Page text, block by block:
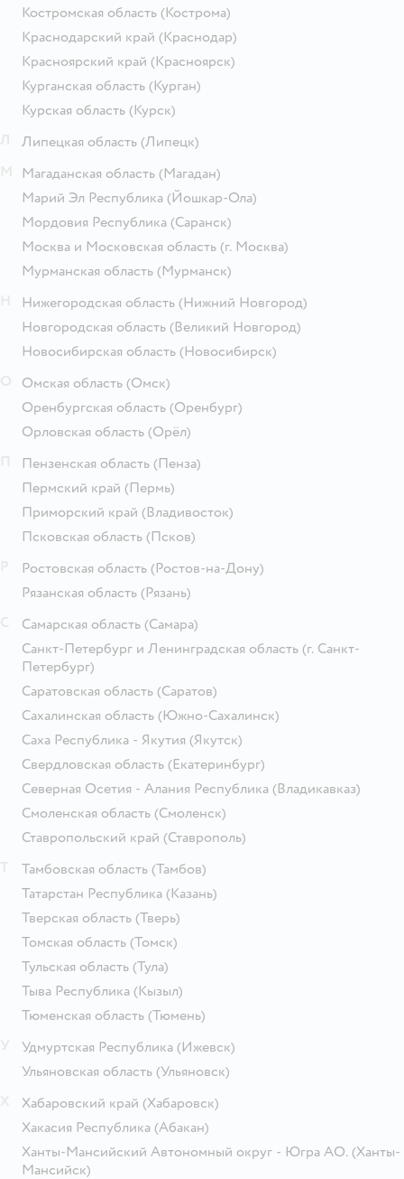
Костромская область (Кострома)
Краснодарский край (Краснодар)
Красноярский край (Красноярск)
Курганская область (Курган)
Курская область (Курск)
Липецкая область (Липецк)
Магаданская область (Магадан)
Марий Эл Республика (Йошкар-Ола)
Мордовия Республика (Саранск)
Москва и Московская область (г. Москва)
Мурманская область (Мурманск)
Нижегородская область (Нижний Новгород)
Новгородская область (Великий Новгород)
Новосибирская область (Новосибирск)
Омская область (Омск)
Оренбургская область (Оренбург)
Орловская область (Орёл)
Пензенская область (Пенза)
Пермский край (Пермь)
Приморский край (Владивосток)
Псковская область (Псков)
Ростовская область (Ростов-на-Дону)
Рязанская область (Рязань)
Самарская область (Самара)
Санкт-Петербург и Ленинградская область (г. Санкт-
Петербург)
Саратовская область (Саратов)
Сахалинская область (Южно-Сахалинск)
Саха Республика - Якутия (Якутск)
Свердловская область (Екатеринбург)
Северная Осетия - Алания Республика (Владикавказ)
Смоленская область (Смоленск)
Ставропольский край (Ставрополь)
Тамбовская область (Тамбов)
Татарстан Республика (Казань)
Тверская область (Тверь)
Томская область (Томск)
Тульская область (Тула)
Тыва Республика (Кызыл)
Тюменская область (Тюмень)
Удмуртская Республика (Ижевск)
Ульяновская область (Ульяновск)
Хабаровский край (Хабаровск)
Хакасия Республика (Абакан)
Ханты-Мансийский Автономный округ - Югра АО. (Ханты-
Мансийск)